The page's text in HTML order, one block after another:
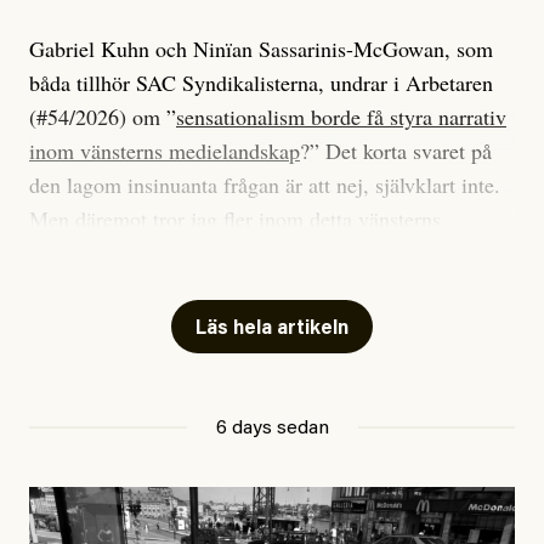
Gabriel Kuhn och Ninïan Sassarinis-McGowan, som
båda tillhör SAC Syndikalisterna, undrar i Arbetaren
(#54/2026) om ”sensationalism borde få styra narrativ
inom vänsterns medielandskap?” Det korta svaret på
den lagom insinuanta frågan är att nej, självklart inte.
Men däremot tror jag fler inom detta vänsterns
journalistik som vänder sig till många snarare än att
jaga inbördes beundran. Det har i alla fall fungerat för
McGowan riktar sin kritik mot.
Läs hela artikeln
6 days sedan